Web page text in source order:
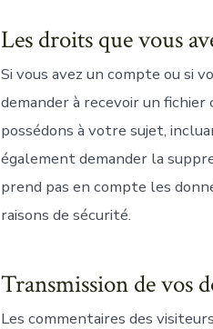
Les droits que vous
Si vous avez un compte ou si
demander à recevoir un
possédons à votre sujet,
également demander la
prend pas en compte les
raisons de sécurité.
Transmission de vos
Les commentaires des